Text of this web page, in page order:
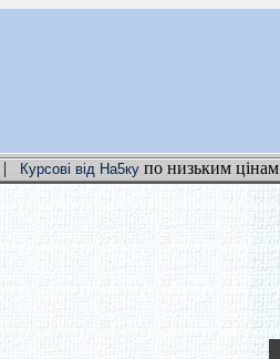
| Курсові від На5ку по низьким цінам